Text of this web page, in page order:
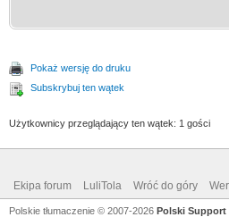
Pokaż wersję do druku
Subskrybuj ten wątek
Użytkownicy przeglądający ten wątek: 1 gości
Ekipa forum LuliTola Wróć do góry
Polskie tłumaczenie © 2007-2026 Polski Support